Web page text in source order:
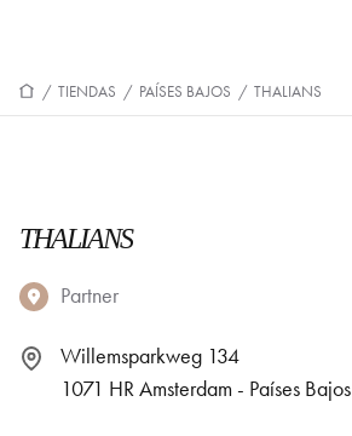
/ TIENDAS / PAÍSES BAJOS / THALIANS
THALIANS
Partner
Willemsparkweg 134
1071 HR Amsterdam - Países Bajos